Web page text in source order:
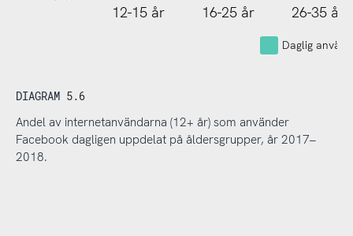
12-15 år 16-25 år 26-35 år
Daglig
DIAGRAM 5.6
Andel av internetanvändarna (12+ år) som använder
Facebook dagligen uppdelat på åldersgrupper, år 2017–
2018.